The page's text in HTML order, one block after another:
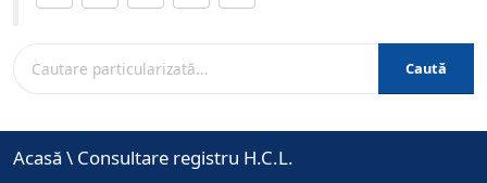
Caută
Acasă \ Consultare registru H.C.L.